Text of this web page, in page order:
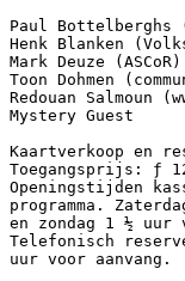
Paul Bottelberghs
Henk Blanken
Mark Deuze (ASCoR)
Toon Dohmen
Redouan Salmoun
Mystery Guest
Kaartverkoop en
Toegangsprijs: ƒ
Openingstijden
programma.
en zondag 1 ½ uur
Telefonisch
uur voor aanvang.